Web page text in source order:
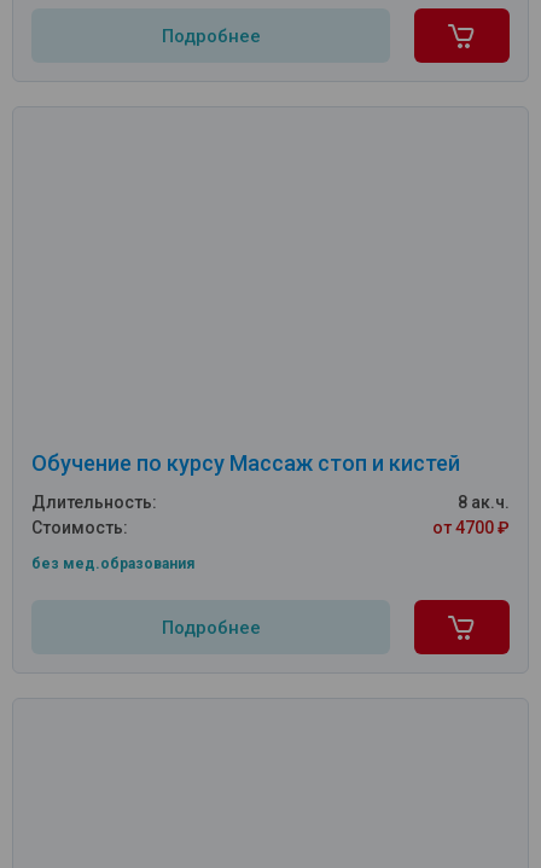
Подробнее
Обучение по курсу Массаж стоп и кистей
Длительность:
8 ак.ч.
Стоимость:
от 4700 ₽
без мед.образования
Подробнее